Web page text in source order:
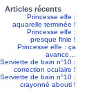
Articles récents
Princesse elfe :
aquarelle terminée !
Princesse elfe :
presque finie !
Princesse elfe : ça
avance…
Serviette de bain n°10 :
correction oculaire !
Serviette de bain n°10 :
crayonné abouti !